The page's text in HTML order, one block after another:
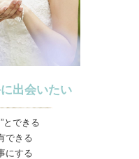
出会いたい
とできる
できる
にする